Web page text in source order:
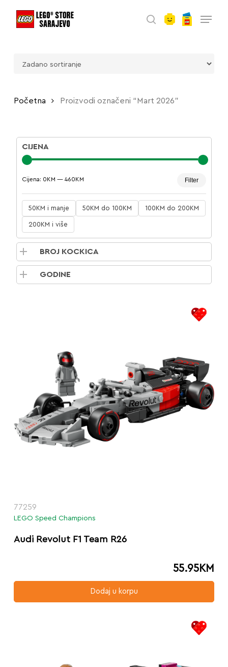
search
Početna Proizvodi označeni “Mart 2026”
CIJENA
cijena
cijena
Filter
Cijena: 0KM — 460KM
50KM i manje 50KM do 100KM 100KM do 200KM
200KM i više
BROJ KOCKICA
GODINE
77259
LEGO Speed Champions
Audi Revolut F1 Team R26
55.95KM
Dodaj u korpu